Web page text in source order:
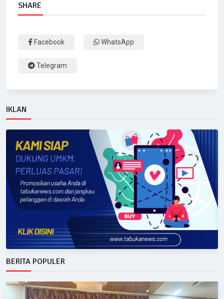
SHARE
Facebook WhatsApp
Telegram
IKLAN
BERITA POPULER